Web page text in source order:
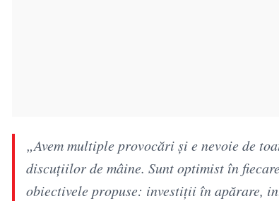
„Avem multiple provocări și e nevoie de
discuțiilor de mâine. Sunt optimist în
obiectivele propuse: investiții în apărare,